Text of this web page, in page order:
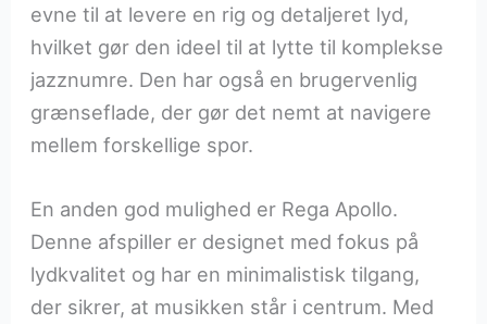
evne til at levere en rig og detaljeret lyd,
hvilket gør den ideel til at lytte til komplekse
jazznumre. Den har også en brugervenlig
grænseflade, der gør det nemt at navigere
mellem forskellige spor.
En anden god mulighed er Rega Apollo.
Denne afspiller er designet med fokus på
lydkvalitet og har en minimalistisk tilgang,
der sikrer, at musikken står i centrum. Med